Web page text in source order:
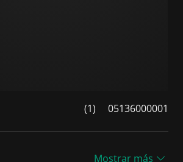
(1) 05136000001
Mostrar más